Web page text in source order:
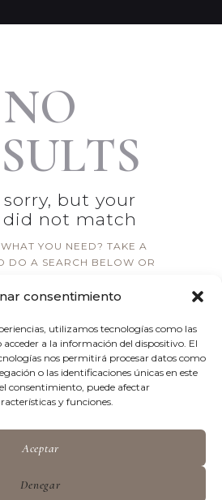
consentimiento
utilizamos tecnologías como las
a la información del dispositivo. El
nos permitirá procesar datos como
o las identificaciones únicas en este
consentimiento, puede afectar
y funciones.
Aceptar
Denegar
NO
but your
not match
YOU NEED? TAKE A
DO A SEARCH BELOW OR